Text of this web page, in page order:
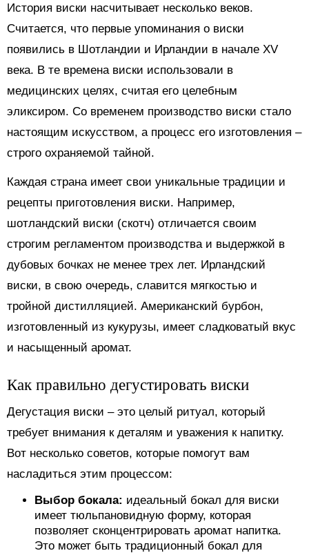
История виски насчитывает несколько веков.
Считается, что первые упоминания о виски
появились в Шотландии и Ирландии в начале XV
века. В те времена виски использовали в
медицинских целях, считая его целебным
эликсиром. Со временем производство виски стало
настоящим искусством, а процесс его изготовления –
строго охраняемой тайной.
Каждая страна имеет свои уникальные традиции и
рецепты приготовления виски. Например,
шотландский виски (скотч) отличается своим
строгим регламентом производства и выдержкой в
дубовых бочках не менее трех лет. Ирландский
виски, в свою очередь, славится мягкостью и
тройной дистилляцией. Американский бурбон,
изготовленный из кукурузы, имеет сладковатый вкус
и насыщенный аромат.
Как правильно дегустировать виски
Дегустация виски – это целый ритуал, который
требует внимания к деталям и уважения к напитку.
Вот несколько советов, которые помогут вам
насладиться этим процессом:
Выбор бокала: идеальный бокал для виски
имеет тюльпановидную форму, которая
позволяет сконцентрировать аромат напитка.
Это может быть традиционный бокал для